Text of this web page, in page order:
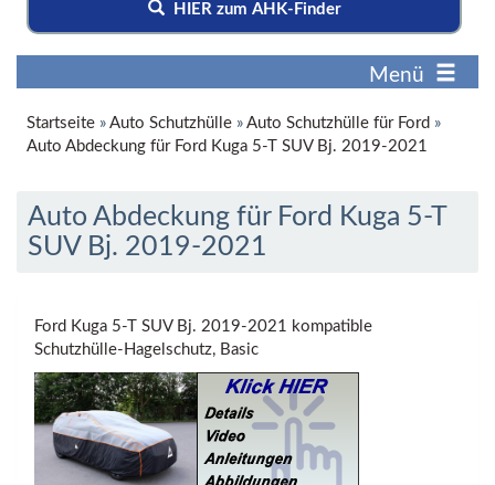
HIER zum AHK-Finder
Menü
Startseite » Auto Schutzhülle » Auto Schutzhülle für Ford »
Auto Abdeckung für Ford Kuga 5-T SUV Bj. 2019-2021
Auto Abdeckung für Ford Kuga 5-T
SUV Bj. 2019-2021
Ford Kuga 5-T SUV Bj. 2019-2021 kompatible
Schutzhülle-Hagelschutz, Basic